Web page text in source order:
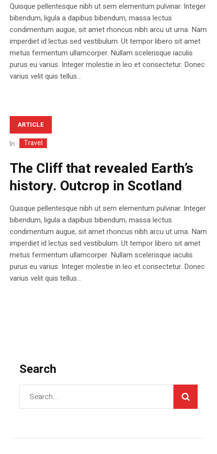
Quisque pellentesque nibh ut sem elementum pulvinar. Integer
bibendum, ligula a dapibus bibendum, massa lectus
condimentum augue, sit amet rhoncus nibh arcu ut urna. Nam
imperdiet id lectus sed vestibulum. Ut tempor libero sit amet
metus fermentum ullamcorper. Nullam scelerisque iaculis
purus eu varius. Integer molestie in leo et consectetur. Donec
varius velit quis tellus...
ARTICLE
In Travel
The Cliff that revealed Earth’s
history. Outcrop in Scotland
Quisque pellentesque nibh ut sem elementum pulvinar. Integer
bibendum, ligula a dapibus bibendum, massa lectus
condimentum augue, sit amet rhoncus nibh arcu ut urna. Nam
imperdiet id lectus sed vestibulum. Ut tempor libero sit amet
metus fermentum ullamcorper. Nullam scelerisque iaculis
purus eu varius. Integer molestie in leo et consectetur. Donec
varius velit quis tellus...
Search